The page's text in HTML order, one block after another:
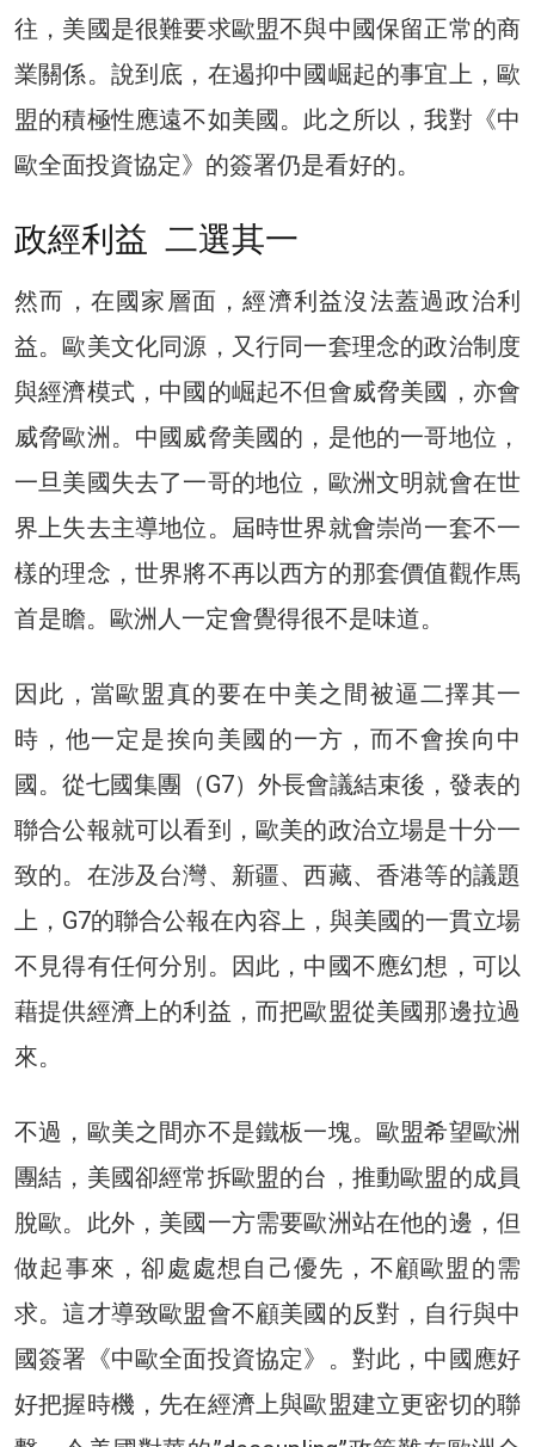
往，美國是很難要求歐盟不與中國保留正常的商
業關係。說到底，在遏抑中國崛起的事宜上，歐
盟的積極性應遠不如美國。此之所以，我對《中
歐全面投資協定》的簽署仍是看好的。
政經利益 二選其一
然而，在國家層面，經濟利益沒法蓋過政治利
益。歐美文化同源，又行同一套理念的政治制度
與經濟模式，中國的崛起不但會威脅美國，亦會
威脅歐洲。中國威脅美國的，是他的一哥地位，
一旦美國失去了一哥的地位，歐洲文明就會在世
界上失去主導地位。屆時世界就會崇尚一套不一
樣的理念，世界將不再以西方的那套價值觀作馬
首是瞻。歐洲人一定會覺得很不是味道。
因此，當歐盟真的要在中美之間被逼二擇其一
時，他一定是挨向美國的一方，而不會挨向中
國。從七國集團（G7）外長會議結束後，發表的
聯合公報就可以看到，歐美的政治立場是十分一
致的。在涉及台灣、新疆、西藏、香港等的議題
上，G7的聯合公報在內容上，與美國的一貫立場
不見得有任何分別。因此，中國不應幻想，可以
藉提供經濟上的利益，而把歐盟從美國那邊拉過
來。
不過，歐美之間亦不是鐵板一塊。歐盟希望歐洲
團結，美國卻經常拆歐盟的台，推動歐盟的成員
脫歐。此外，美國一方需要歐洲站在他的邊，但
做起事來，卻處處想自己優先，不顧歐盟的需
求。這才導致歐盟會不顧美國的反對，自行與中
國簽署《中歐全面投資協定》。對此，中國應好
好把握時機，先在經濟上與歐盟建立更密切的聯